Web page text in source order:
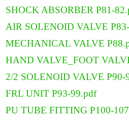
SHOCK ABSORBER P81-
AIR SOLENOID VALVE
MECHANICAL VALVE
HAND VALVE_FOOT
2/2 SOLENOID VALVE P90-
FRL UNIT P93-99.pdf
PU TUBE FITTING P100-